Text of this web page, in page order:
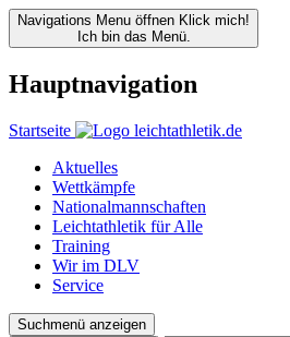
Navigations Menu öffnen Klick mich!
Ich bin das Menü.
Hauptnavigation
Startseite
Aktuelles
Wettkämpfe
Nationalmannschaften
Leichtathletik für Alle
Training
Wir im DLV
Service
Suchmenü anzeigen